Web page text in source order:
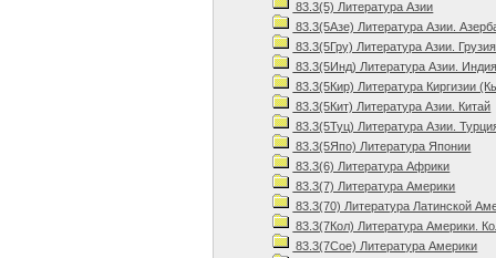
83.3(5) Литература Азии
83.3(5Азе) Литература Азии.
83.3(5Гру) Литература Азии.
83.3(5Инд) Литература Азии.
83.3(5Кир) Литература Киргизии
83.3(5Кит) Литература Азии. Китай
83.3(5Туц) Литература Азии.
83.3(5Япо) Литература Японии
83.3(6) Литература Африки
83.3(7) Литература Америки
83.3(70) Литература Латинской
83.3(7Кол) Литература Америки.
83.3(7Сое) Литература Америки